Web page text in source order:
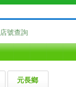
店號查詢
元長鄉